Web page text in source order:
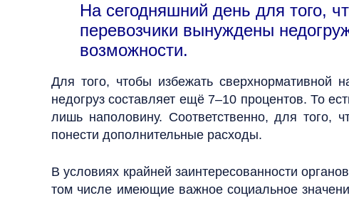
На сегодняшний день для того,
перевозчики вынуждены
возможности.
Для того, чтобы избежать сверхнормативной
недогруз составляет ещё 7–10 процентов. То
лишь наполовину. Соответственно, для того,
понести дополнительные расходы.
В условиях крайней заинтересованности
том числе имеющие важное социальное